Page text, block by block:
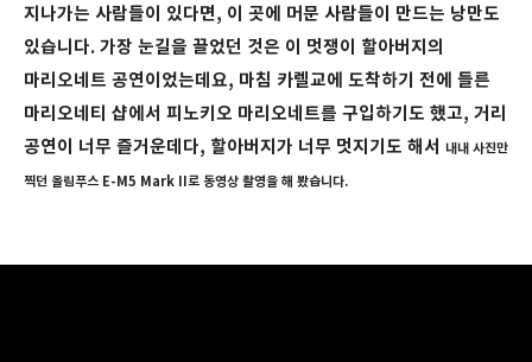
지나가는 사람들이 있다면, 이 곳에 머문 사람들이 만드는 낭만도
있습니다. 가장 눈길을 끌었던 것은 이 멋쟁이 할아버지의
마리오네트 공연이었는데요, 마침 카렐교에 도착하기 전에 들른
마리오네티 샵에서 피노키오 마리오네트를 구입하기도 했고, 거리
공연이 너무 즐거운데다, 할아버지가 너무 멋지기도 해서 내내 사진만
찍던 올림푸스 E-M5 Mark II로 동영상 촬영을 해 봤습니다.